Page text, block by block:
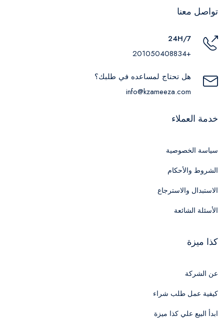
تواصل معنا
24H/7
+201050408834
هل تحتاج لمساعده في طلبك؟
info@kzameeza.com
خدمة العملاء
سياسة الخصوصية
الشروط والأحكام
الاستبدال والاسترجاع
الأسئلة الشائعة
كذا ميزة
عن الشركة
كيفية عمل طلب شراء
ابدأ البيع علي كذا ميزة